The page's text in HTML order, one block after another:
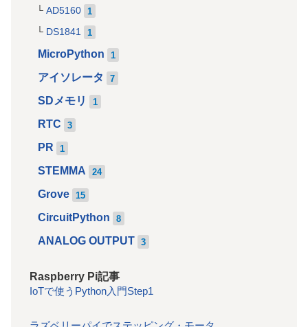
AD5160 1
DS1841 1
MicroPython 1
アイソレータ 7
SDメモリ 1
RTC 3
PR 1
STEMMA 24
Grove 15
CircuitPython 8
ANALOG OUTPUT 3
Raspberry Pi記事
IoTで使うPython入門Step1